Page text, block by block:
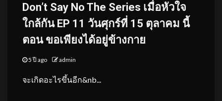
Don’t Say No The Series เมื่อหัวใจ
ใกล้กันEP 11 วันศุกร์ที่ 15 ตุลาคม นี้
ตอน ขอเพียงได้อยู่ข้างกาย
5 ปี ago admin
จะเกิดอะไรขึ้นอีก&nb...